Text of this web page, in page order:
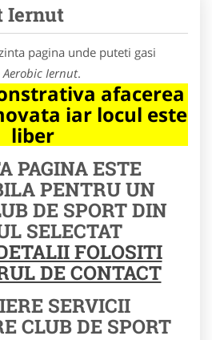
Iernut
pagina unde puteti gasi
Aerobic Iernut.
afacerea
iar locul este
liber
PAGINA ESTE
PENTRU UN
DE SPORT DIN
SELECTAT
FOLOSITI
DE CONTACT
SERVICII
CLUB DE SPORT